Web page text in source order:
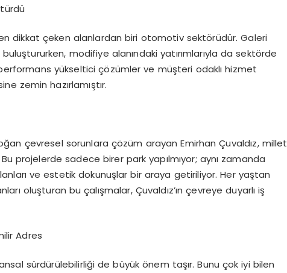
en dikkat çeken alanlardan biri otomotiv sektörüdür. Galeri
modifiye alanındaki yatırımlarıyla da sektörde
yükseltici çözümler ve müşteri odaklı hizmet
zemin hazırlamıştır.
çevresel sorunlara çözüm arayan Emirhan Çuvaldız, millet
projelerde sadece birer park yapılmıyor; aynı zamanda
ve estetik dokunuşlar bir araya getiriliyor. Her yaştan
oluşturan bu çalışmalar, Çuvaldız’ın çevreye duyarlı iş
Adres
sürdürülebilirliği de büyük önem taşır. Bunu çok iyi bilen